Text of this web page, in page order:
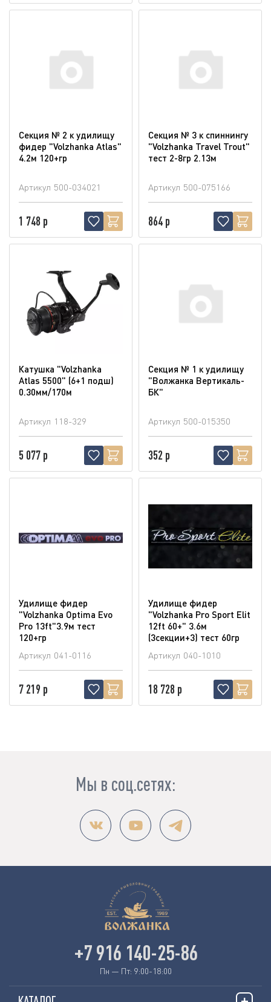
Секция № 2 к удилищу
фидер "Volzhanka Atlas"
4.2м 120+гр
Артикул 500-034021
1 748 р
Секция № 3 к спиннингу
"Volzhanka Travel Trout"
тест 2-8гр 2.13м
Артикул 500-075166
864 р
Катушка "Volzhanka
Atlas 5500" (6+1 подш)
0.30мм/170м
Артикул 118-329
5 077 р
Секция № 1 к удилищу
"Волжанка Вертикаль-
БК"
Артикул 500-015350
352 р
Удилище фидер
"Volzhanka Optima Evo
Pro 13ft"3.9м тест
120+гр
Артикул 041-0116
7 219 р
Удилище фидер
"Volzhanka Pro Sport Elit
12ft 60+" 3.6м
(3секции+3) тест 60гр
Артикул 040-1010
18 728 р
Мы в соц.сетях:
+7 916 140-25-86
Пн — Пт: 9:00-18:00